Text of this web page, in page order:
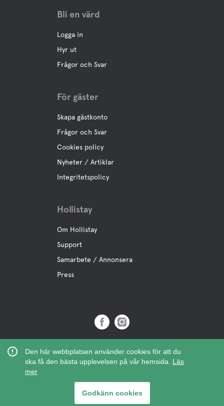
Den här webbplatsen använder cookies för att du
ska få den bästa upplevelsen på vår hemsida. Läs
mer
Godkänn cookies
Bli en värd
Logga in
Hyr ut
Frågor och Svar
För gäster
Skapa gästkonto
Frågor och Svar
Cookies policy
Nyheter / Artiklar
Integritetspolicy
Hollistay
Om Hollistay
Support
Samarbete / Annonsera
Press
Org.Nr: 559121-9463